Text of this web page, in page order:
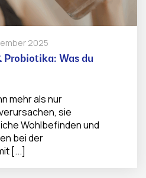
2025
Was du
mehr als nur
sie
Wohlbefinden und
bei der
[...]